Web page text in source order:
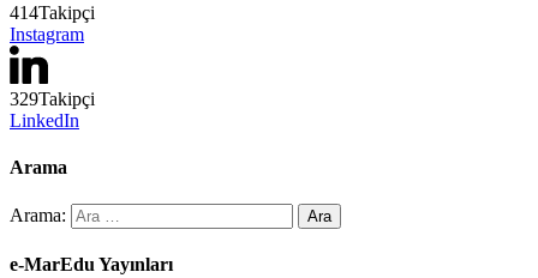
414Takipçi
Instagram
329Takipçi
LinkedIn
Arama
Arama:
e-MarEdu Yayınları